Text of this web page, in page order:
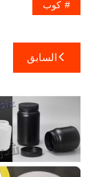
كوب
تصفّح
المقالات
السابق